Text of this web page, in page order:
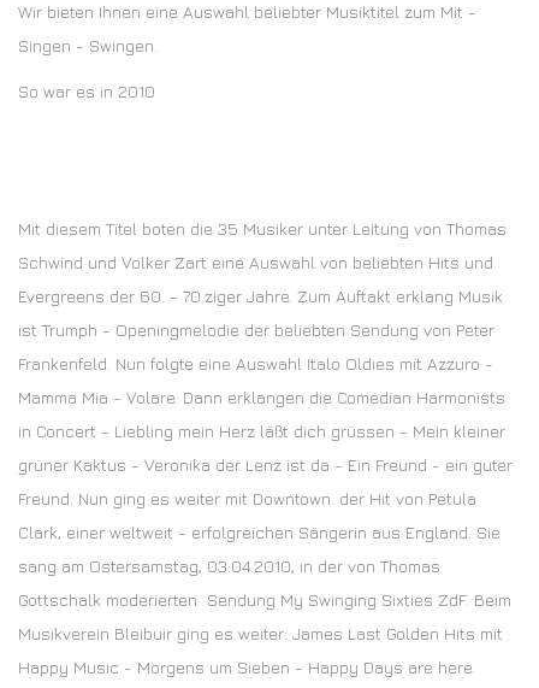
Wir bieten Ihnen eine Auswahl beliebter Musiktitel zum Mit -
Singen - Swingen.
So war es in 2010
Mit diesem Titel boten die 35 Musiker unter Leitung von Thomas
Schwind und Volker Zart eine Auswahl von beliebten Hits und
Evergreens der 60. - 70.ziger Jahre. Zum Auftakt erklang Musik
ist Trumph - Openingmelodie der beliebten Sendung von Peter
Frankenfeld. Nun folgte eine Auswahl Italo Oldies mit Azzuro -
Mamma Mia - Volare. Dann erklangen die Comedian Harmonists
in Concert - Liebling mein Herz läßt dich grüssen - Mein kleiner
grüner Kaktus - Veronika der Lenz ist da - Ein Freund - ein guter
Freund. Nun ging es weiter mit Downtown. der Hit von Petula
Clark, einer weltweit - erfolgreichen Sängerin aus England. Sie
sang am Ostersamstag, 03.04.2010, in der von Thomas
Gottschalk moderierten Sendung My Swinging Sixties ZdF. Beim
Musikverein Bleibuir ging es weiter: James Last Golden Hits mit
Happy Music - Morgens um Sieben - Happy Days are here